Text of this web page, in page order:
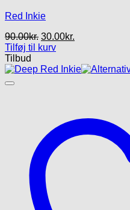
Red Inkie
90.00kr. Den
oprindelige
var:
30.00kr.
er:
Tilføj til kurv
Tilbud